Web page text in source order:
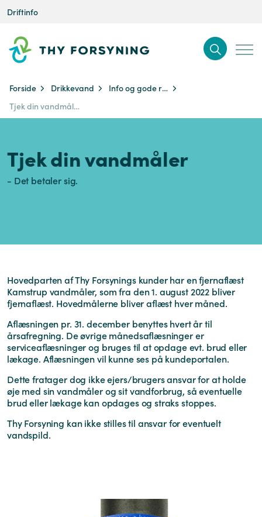
Driftinfo
Forside Drikkevand
Info og gode råd
Tjek din vandmåler
Tjek din vandmåler
- Det betaler sig.
Hovedparten af Thy Forsynings kunder har en fjernaflæst
Kamstrup vandmåler, som fra den 1. august 2022 bliver
fjernaflæst. Hovedmålerne bliver aflæst hver måned.
Aflæsningen pr. 31. december benyttes hvert år til
årsafregning. De øvrige månedsaflæsninger er
serviceaflæsninger og bruges til at opdage evt. brud eller
lækage. Aflæsningen vil kunne ses på kundeportalen.
Dette fratager dog ikke ejers/brugers ansvar for at holde
øje med sin vandmåler og sit vandforbrug, så eventuelle
brud eller lækage kan opdages og straks stoppes.
Thy Forsyning kan ikke stilles til ansvar for eventuelt
vandspild.